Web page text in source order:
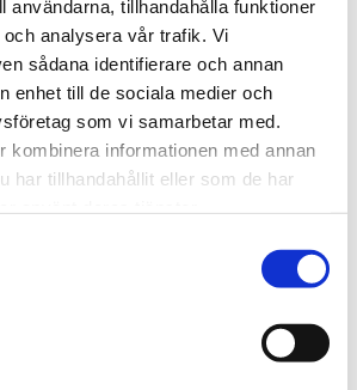
användarna, tillhandahålla funktioner
analysera vår trafik. Vi
sådana identifierare och annan
enhet till de sociala medier och
som vi samarbetar med.
kombinera informationen med annan
har tillhandahållit eller som de har
registrerar mina kontaktuppgifter för
hur Thermia hanterar dina
i plånboken redan första dagen